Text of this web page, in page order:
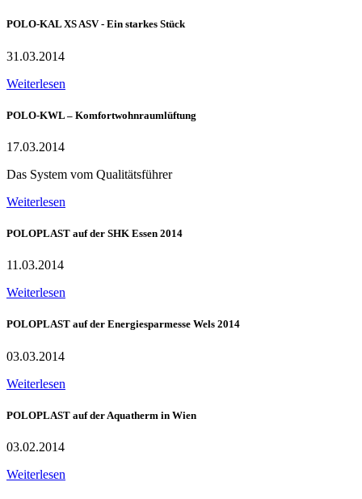
POLO-KAL XS ASV - Ein starkes Stück
31.03.2014
Weiterlesen
POLO-KWL – Komfortwohnraumlüftung
17.03.2014
Das System vom Qualitätsführer
Weiterlesen
POLOPLAST auf der SHK Essen 2014
11.03.2014
Weiterlesen
POLOPLAST auf der Energiesparmesse Wels 2014
03.03.2014
Weiterlesen
POLOPLAST auf der Aquatherm in Wien
03.02.2014
Weiterlesen